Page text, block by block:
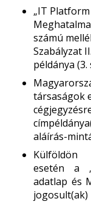
„IT
számú
Szabályzat
példánya
társaságok
aláírás-
Külföldön
esetén a
adatlap és
jogosult(ak)